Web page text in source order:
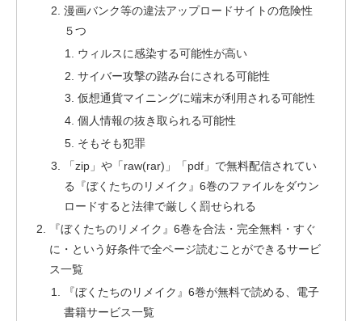
漫画バンク等の違法アップロードサイトの危険性
５つ
ウィルスに感染する可能性が高い
サイバー攻撃の踏み台にされる可能性
仮想通貨マイニングに端末が利用される可能性
個人情報の抜き取られる可能性
そもそも犯罪
「zip」や「raw(rar)」「pdf」で無料配信されてい
る『ぼくたちのリメイク』6巻のファイルをダウン
ロードすると法律で厳しく罰せられる
『ぼくたちのリメイク』6巻を合法・完全無料・すぐ
に・という好条件で全ページ読むことができるサービ
ス一覧
『ぼくたちのリメイク』6巻が無料で読める、電子
書籍サービス一覧